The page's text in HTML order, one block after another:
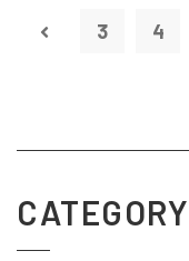
3 4
CATEGORY